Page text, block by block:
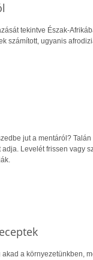
tekintve Észak-
számított, ugyanis
jut a mentáról?
adja. Levelét frissen vagy
a környezetünkben,